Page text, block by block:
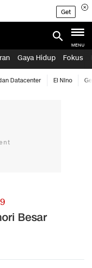
Get
MENU
Gaya Hidup Fokus
Datacenter El Nino
Besar